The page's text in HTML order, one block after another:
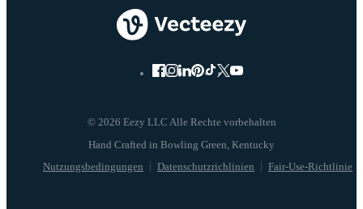
© 2026 Eezy LLC Alle Rechte vorbehalten
Nutzungsbedingungen Datenschutzrichlinien Fair-Use-Richtlinie